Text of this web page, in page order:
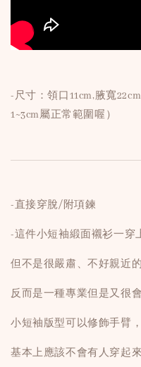
-尺寸：領口11cm,腋寬
1~3cm屬正常範圍喔）
-直接穿脫/附項鍊
-這件小短袖緞面襯衫一穿
但不是很嚴肅、不好親近
反而是一種專業但是又很
小短袖版型可以修飾手臂
基本上應該不會有人穿起